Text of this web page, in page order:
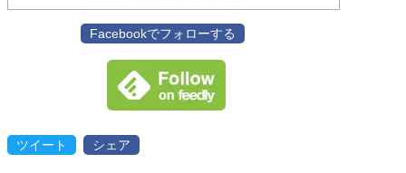
Facebookでフォローする
ツイート シェア